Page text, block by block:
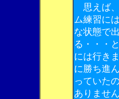
思えば、
ム練習に
な状態で
る・・・
には行き
に勝ち進
っていた
ありませ